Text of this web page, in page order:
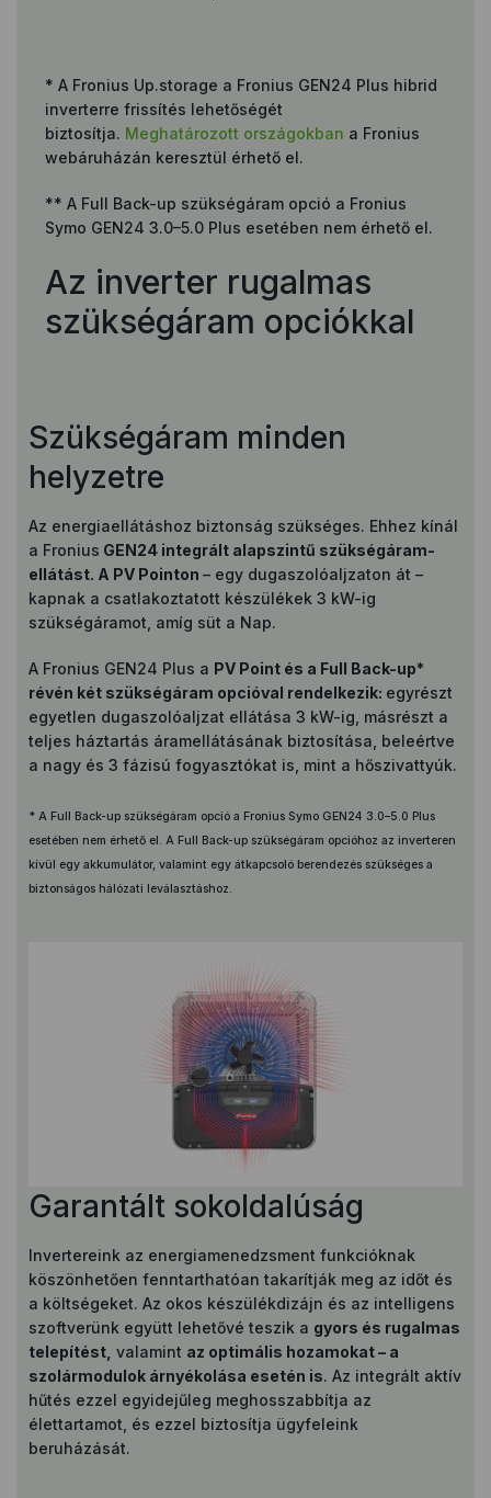
* A Fronius Up.storage a Fronius GEN24 Plus hibrid
inverterre frissítés lehetőségét
biztosítja. Meghatározott országokban a Fronius
webáruházán keresztül érhető el.
** A Full Back-up szükségáram opció a Fronius
Symo GEN24 3.0–5.0 Plus esetében nem érhető el.
Az inverter rugalmas
szükségáram opciókkal
Szükségáram minden
helyzetre
Az energiaellátáshoz biztonság szükséges. Ehhez kínál
a Fronius GEN24 integrált alapszintű szükségáram-
ellátást. A PV Pointon – egy dugaszolóaljzaton át –
kapnak a csatlakoztatott készülékek 3 kW-ig
szükségáramot, amíg süt a Nap.
A Fronius GEN24 Plus a PV Point és a Full Back-up*
révén két szükségáram opcióval rendelkezik: egyrészt
egyetlen dugaszolóaljzat ellátása 3 kW-ig, másrészt a
teljes háztartás áramellátásának biztosítása, beleértve
a nagy és 3 fázisú fogyasztókat is, mint a hőszivattyúk.
* A Full Back-up szükségáram opció a Fronius Symo GEN24 3.0–5.0 Plus
esetében nem érhető el. A Full Back-up szükségáram opcióhoz az inverteren
kívül egy akkumulátor, valamint egy átkapcsoló berendezés szükséges a
biztonságos hálózati leválasztáshoz.
Garantált sokoldalúság
Invertereink az energiamenedzsment funkcióknak
köszönhetően fenntarthatóan takarítják meg az időt és
a költségeket. Az okos készülékdizájn és az intelligens
szoftverünk együtt lehetővé teszik a gyors és rugalmas
telepítést, valamint az optimális hozamokat – a
szolármodulok árnyékolása esetén is. Az integrált aktív
hűtés ezzel egyidejűleg meghosszabbítja az
élettartamot, és ezzel biztosítja ügyfeleink
beruházását.